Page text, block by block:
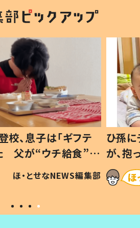
校、息子は「ギフテ
父が“ウチ給食”を
理由とは #令和の親
ほ・とせなNEWS編集部
ひ孫
が、
「涙が
い」